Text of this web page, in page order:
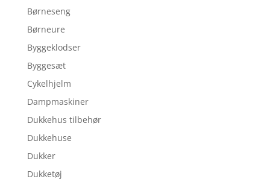
Børneseng
Børneure
Byggeklodser
Byggesæt
Cykelhjelm
Dampmaskiner
Dukkehus tilbehør
Dukkehuse
Dukker
Dukketøj